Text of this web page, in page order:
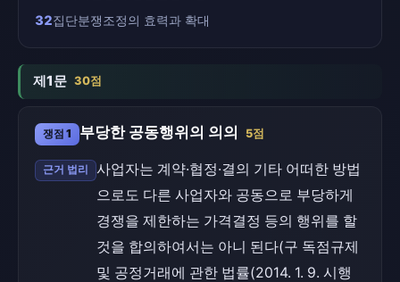
32집단분쟁조정의 효력과 확대
제1문 30점
쟁점 1 부당한 공동행위의 의의 5점
근거 법리
사업자는 계약·협정·결의 기타 어떠한 방법
으로도 다른 사업자와 공동으로 부당하게
경쟁을 제한하는 가격결정 등의 행위를 할
것을 합의하여서는 아니 된다(구 독점규제
및 공정거래에 관한 법률(2014. 1. 9. 시행